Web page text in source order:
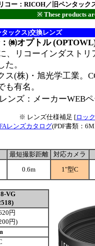
コー：RICOH／旧ペンタック
※ These products
ックス)交換レンズ
㈱オプトル
、リコーインダスト
た。
ス(株)・旭光学工業。
も有名。
：メーカーWEBペ
※ レンズ仕様補足 [ロッ
レンズカタログ(PDF書類：
最短撮影距離
対応カメラ
0.6m 1"型C
VG
円
円)